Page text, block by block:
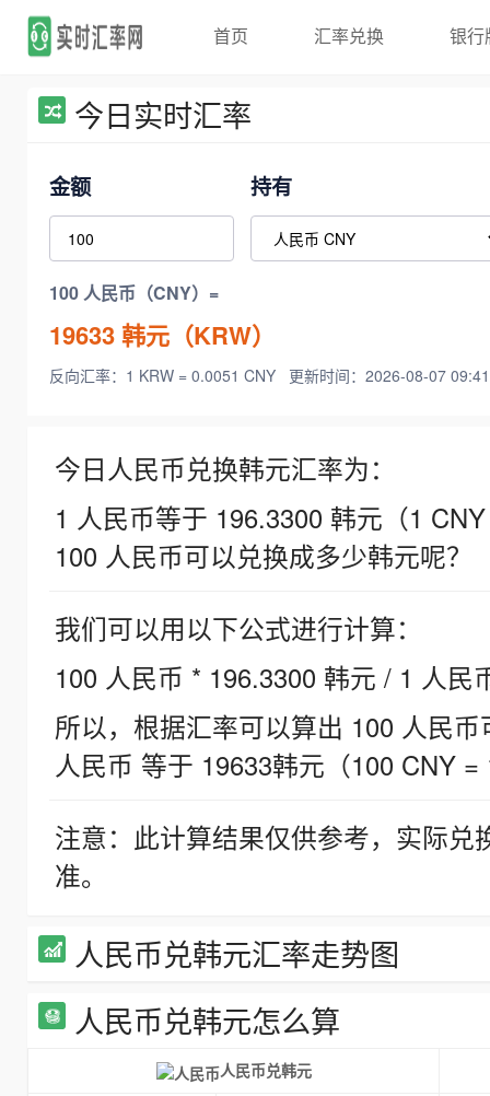
首页 汇率兑换 银行
今日实时汇率
金额 持有
100 人民币（CNY）=
19633韩元（KRW）
反向汇率：1 KRW = 0.0051 CNY 更新时间：2026-08-07
今日人民币兑换韩元汇率为：
1 人民币等于 196.3300 韩元（1
100 人民币可以兑换成多少韩元呢？
我们可以用以下公式进行计算：
100 人民币 * 196.3300 韩元 / 1 人民
所以，根据汇率可以算出 100 人民
人民币 等于 19633韩元（100 CNY =
注意：此计算结果仅供参考，实际
准。
人民币兑韩元汇率走势图
人民币兑韩元怎么算
人民币兑韩元